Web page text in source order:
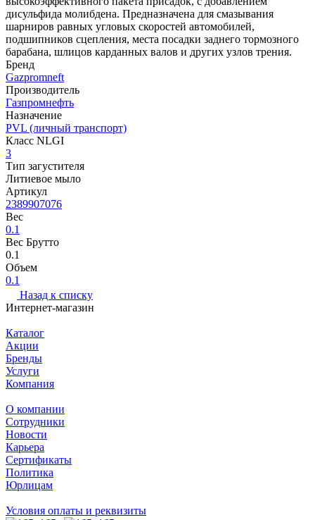
дисульфида молибдена. Предназначена для смазывания
шарниров равных угловых скоростей автомобилей,
подшипников сцепления, места посадки заднего тормозного
барабана, шлицов карданных валов и других узлов трения.
Бренд
Gazpromneft
Производитель
Газпромнефть
Назначение
PVL (личный транспорт)
Класс NLGI
3
Тип загустителя
Литиевое мыло
Артикул
2389907076
Вес
0.1
Вес Брутто
0.1
Объем
0.1
Назад к списку
Интернет-магазин
Каталог
Акции
Бренды
Услуги
Компания
О компании
Сотрудники
Новости
Карьера
Сертификаты
Политика
Юрлицам
Условия оплаты и реквизиты